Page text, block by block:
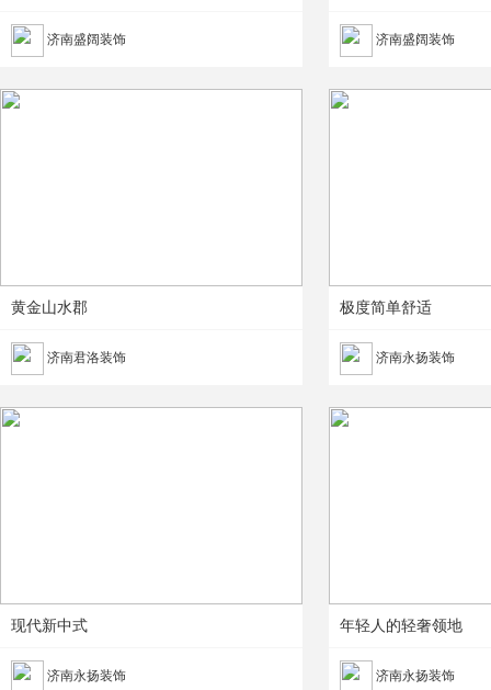
济南盛阔装饰 济南盛阔装饰
黄金山水郡
济南君洛装饰
极度简单舒适
济南永扬装饰
现代新中式
济南永扬装饰
年轻人的轻奢领地
济南永扬装饰